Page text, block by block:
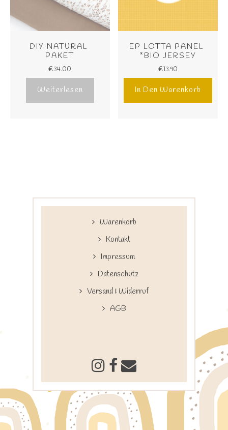
DIY NATURAL
PAKET
€34.00
Weiterlesen
EP LOTTA PANEL
*BIO JERSEY
€13.90
In Den Warenkorb
Warenkorb
Kontakt
Impressum
Datenschutz
Versand & Widerruf
AGB